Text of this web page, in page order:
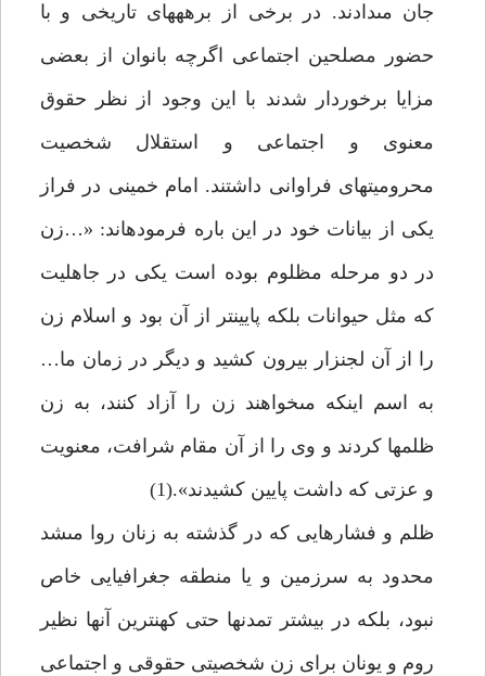
جان مى‏دادند. در برخى از برهه‏هاى تاريخى و با
حضور مصلحين اجتماعى اگرچه بانوان از بعضى
مزايا برخوردار شدند با اين وجود از نظر حقوق
معنوى و اجتماعى و استقلال شخصيت
محروميت‏هاى فراوانى داشتند. امام خمينى در فراز
يكى از بيانات خود در اين باره فرموده‏اند: «…زن
در دو مرحله مظلوم بوده است يكى در جاهليت
كه مثل حيوانات بلكه پايين‏تر از آن بود و اسلام زن
را از آن لجن‏زار بيرون كشيد و ديگر در زمان ما…
به اسم اينكه مى‏خواهند زن را آزاد كنند، به زن
ظلمها كردند و وى را از آن مقام شرافت، معنويت
و عزتى كه داشت پايين كشيدند».(1)
ظلم و فشارهايى كه در گذشته به زنان روا مى‏شد
محدود به سرزمين و يا منطقه جغرافيايى خاص
نبود، بلكه در بيشتر تمدنها حتى كهن‏ترين آنها نظير
روم و يونان براى زن شخصيتى حقوقى و اجتماعى